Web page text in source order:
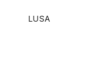
LUSA